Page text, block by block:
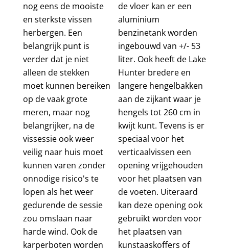
nog eens de mooiste
en sterkste vissen
herbergen. Een
belangrijk punt is
verder dat je niet
alleen de stekken
moet kunnen bereiken
op de vaak grote
meren, maar nog
belangrijker, na de
vissessie ook weer
veilig naar huis moet
kunnen varen zonder
onnodige risico's te
lopen als het weer
gedurende de sessie
zou omslaan naar
harde wind. Ook de
karperboten worden
de vloer kan er een
aluminium
benzinetank worden
ingebouwd van +/- 53
liter. Ook heeft de Lake
Hunter bredere en
langere hengelbakken
aan de zijkant waar je
hengels tot 260 cm in
kwijt kunt. Tevens is er
speciaal voor het
verticaalvissen een
opening vrijgehouden
voor het plaatsen van
de voeten. Uiteraard
kan deze opening ook
gebruikt worden voor
het plaatsen van
kunstaaskoffers of